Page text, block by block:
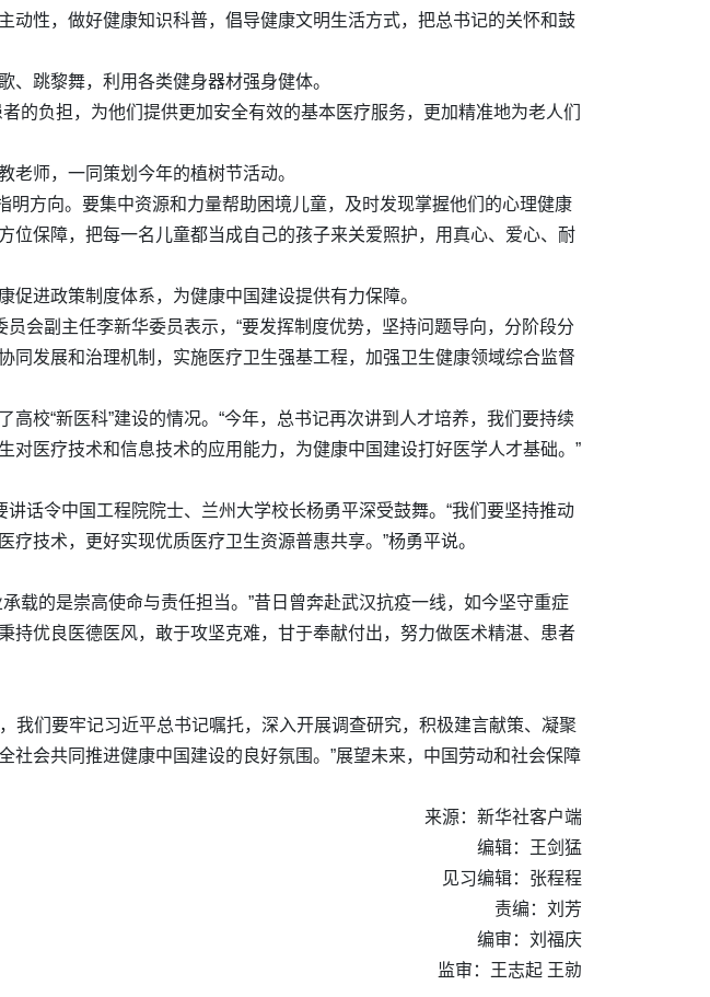
性，做好健康知识科普，倡导健康文明生活方式，把总书记的关怀和鼓
跳黎舞，利用各类健身器材强身健体。
的负担，为他们提供更加安全有效的基本医疗服务，更加精准地为老人们
师，一同策划今年的植树节活动。
明方向。要集中资源和力量帮助困境儿童，及时发现掌握他们的心理健康
保障，把每一名儿童都当成自己的孩子来关爱照护，用真心、爱心、耐
进政策制度体系，为健康中国建设提供有力保障。
会副主任李新华委员表示，“要发挥制度优势，坚持问题导向，分阶段分
发展和治理机制，实施医疗卫生强基工程，加强卫生健康领域综合监督
校“新医科”建设的情况。“今年，总书记再次讲到人才培养，我们要持续
医疗技术和信息技术的应用能力，为健康中国建设打好医学人才基础。”
话令中国工程院院士、兰州大学校长杨勇平深受鼓舞。“我们要坚持推动
技术，更好实现优质医疗卫生资源普惠共享。”杨勇平说。
载的是崇高使命与责任担当。”昔日曾奔赴武汉抗疫一线，如今坚守重症
优良医德医风，敢于攻坚克难，甘于奉献付出，努力做医术精湛、患者
我们要牢记习近平总书记嘱托，深入开展调查研究，积极建言献策、凝聚
会共同推进健康中国建设的良好氛围。”展望未来，中国劳动和社会保障
来源：新华社客户端
编辑：王剑猛
见习编辑：张程程
责编：刘芳
编审：刘福庆
监审：王志起 王勍